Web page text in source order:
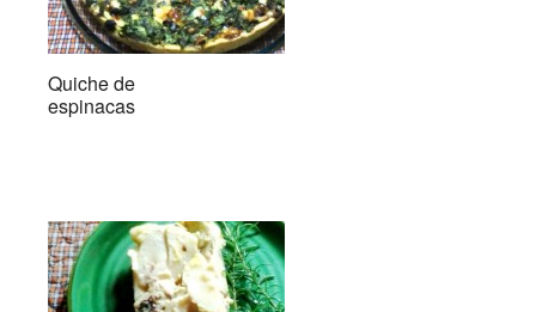
Quiche de
espinacas